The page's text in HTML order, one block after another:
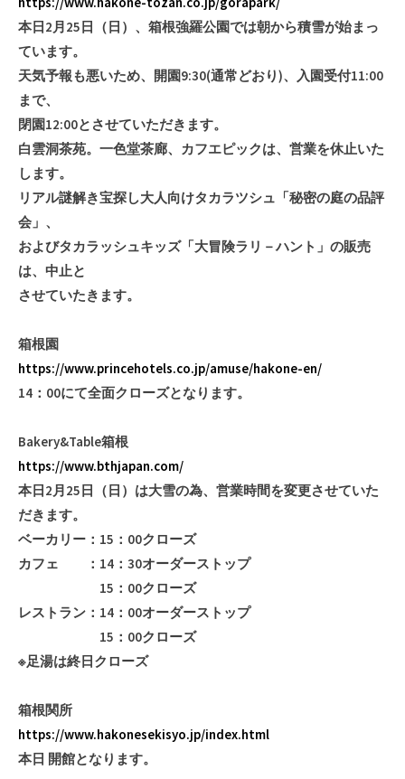
本日2月25日（日）、箱根強羅公園では朝から積雪が始まっ
ています。
天気予報も悪いため、開園9:30(通常どおり)、入園受付11:00
まで、
閉園12:00とさせていただきます。
白雲洞茶苑。一色堂茶廊、カフエピックは、営業を休止いた
します。
リアル謎解き宝探し大人向けタカラツシュ「秘密の庭の品評
会」、
およびタカラッシュキッズ「大冒険ラリ－ハント」の販売
は、中止と
させていたきます。
箱根園
https://www.princehotels.co.jp/amuse/hakone-en/
14：00にて全面クローズとなります。
Bakery&Table箱根
https://www.bthjapan.com/
本日2月25日（日）は大雪の為、営業時間を変更させていた
だきます。
ベーカリー：15：00クローズ
カフェ ：14：30オーダーストップ
15：00クローズ
レストラン：14：00オーダーストップ
15：00クローズ
※足湯は終日クローズ
箱根関所
https://www.hakonesekisyo.jp/index.html
本日 開館となります。